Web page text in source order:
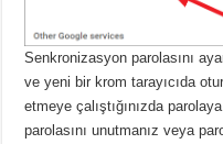
Senkronizasyon parolasını
ve yeni bir krom tarayıcıda
etmeye çalıştığınızda
parolasını unutmanız veya